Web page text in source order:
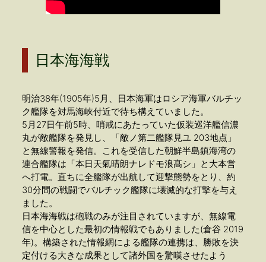
日本海海戦
明治38年(1905年)5月、日本海軍はロシア海軍バルチッ
ク艦隊を対馬海峡付近で待ち構えていました。
5月27日午前5時、哨戒にあたっていた仮装巡洋艦信濃
丸が敵艦隊を発見し、「敵ノ第二艦隊見ユ 203地点」
と無線警報を発信。これを受信した朝鮮半島鎮海湾の
連合艦隊は「本日天氣晴朗ナレドモ浪髙シ」と大本営
へ打電。直ちに全艦隊が出航して迎撃態勢をとり、約
30分間の戦闘でバルチック艦隊に壊滅的な打撃を与え
ました。
日本海海戦は砲戦のみが注目されていますが、無線電
信を中心とした最初の情報戦でもありました(倉谷 2019
年)。構築された情報網による艦隊の連携は、勝敗を決
定付ける大きな成果として諸外国を驚嘆させたよう